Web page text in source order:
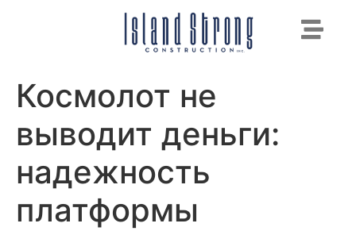
Космолот не
выводит деньги:
надежность
платформы